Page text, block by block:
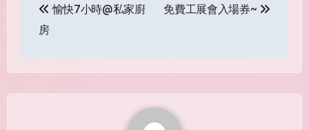
navigation
愉快7小時@私家廚
房
免費工展會入場券~